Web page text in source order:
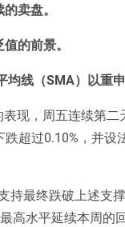
卖盘。
的前景。
线（SMA）以重申
现，周五连续第
超过0.10%，并
持最终跌破上述支
高水平延续本周